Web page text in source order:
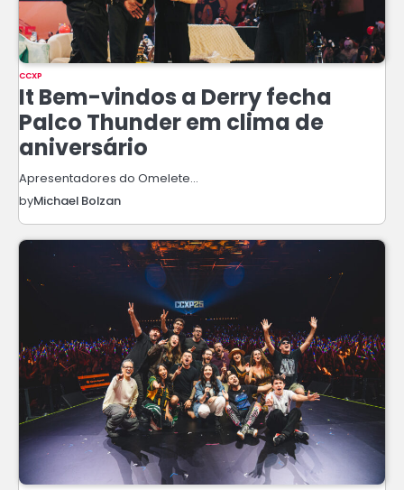
CCXP
It Bem-vindos a Derry fecha
Palco Thunder em clima de
aniversário
Apresentadores do Omelete…
byMichael Bolzan